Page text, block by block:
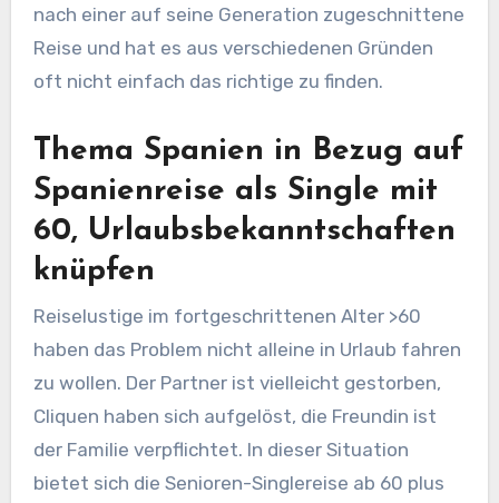
nach einer auf seine Generation zugeschnittene
Reise und hat es aus verschiedenen Gründen
oft nicht einfach das richtige zu finden.
Thema Spanien in Bezug auf
Spanienreise als Single mit
60, Urlaubsbekanntschaften
knüpfen
Reiselustige im fortgeschrittenen Alter >60
haben das Problem nicht alleine in Urlaub fahren
zu wollen. Der Partner ist vielleicht gestorben,
Cliquen haben sich aufgelöst, die Freundin ist
der Familie verpflichtet. In dieser Situation
bietet sich die Senioren-Singlereise ab 60 plus